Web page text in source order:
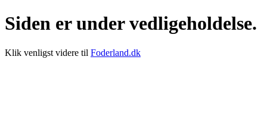
Siden er under vedligeholdelse.
Klik venligst videre til Foderland.dk